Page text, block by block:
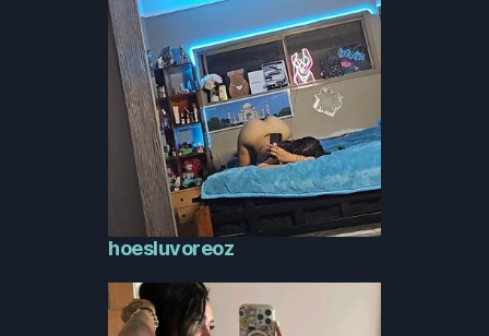
hoesluvoreoz